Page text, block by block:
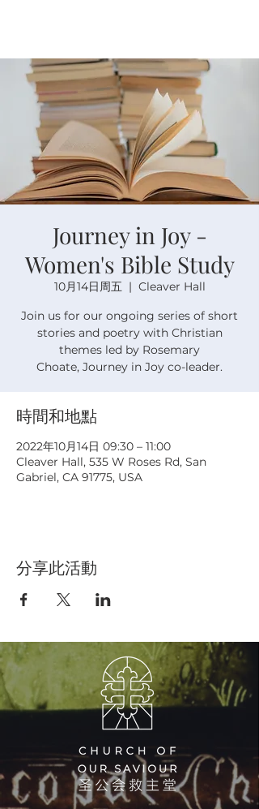
Journey in Joy -
Women's Bible Study
10月14日周五
  |
Cleaver Hall
Join us for our ongoing series of short
stories and poetry with Christian
themes led by Rosemary
Choate, Journey in Joy co-leader.
時間和地點
2022年10月14日 09:30 – 11:00
Cleaver Hall, 535 W Roses Rd, San
Gabriel, CA 91775, USA
分享此活動